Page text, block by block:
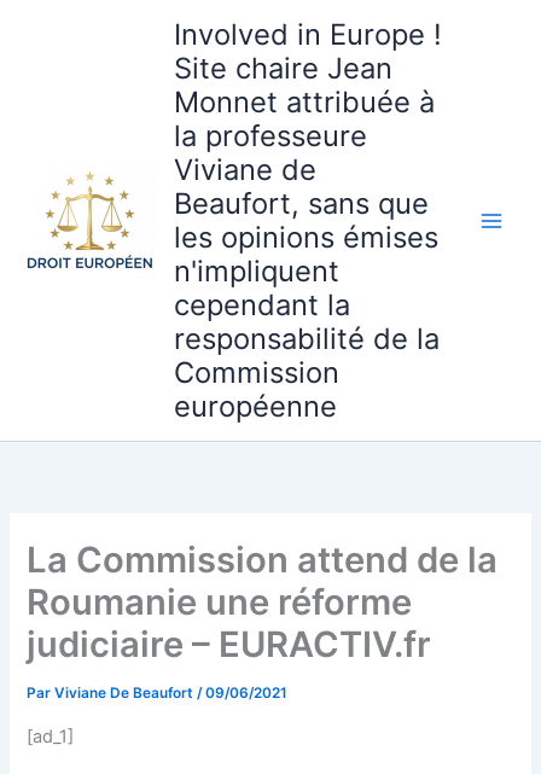
Involved in Europe !
Site chaire Jean
Monnet attribuée à
la professeure
Viviane de
Beaufort, sans que
les opinions émises
n'impliquent
cependant la
responsabilité de la
Commission
européenne
La Commission attend de la
Roumanie une réforme
judiciaire – EURACTIV.fr
ParViviane De Beaufort/09/06/2021
[ad_1]